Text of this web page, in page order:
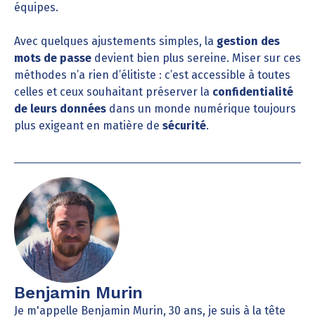
équipes.
Avec quelques ajustements simples, la gestion des
mots de passe devient bien plus sereine. Miser sur ces
méthodes n’a rien d’élitiste : c’est accessible à toutes
celles et ceux souhaitant préserver la confidentialité
de leurs données dans un monde numérique toujours
plus exigeant en matière de sécurité.
Benjamin Murin
Je m'appelle Benjamin Murin, 30 ans, je suis à la tête